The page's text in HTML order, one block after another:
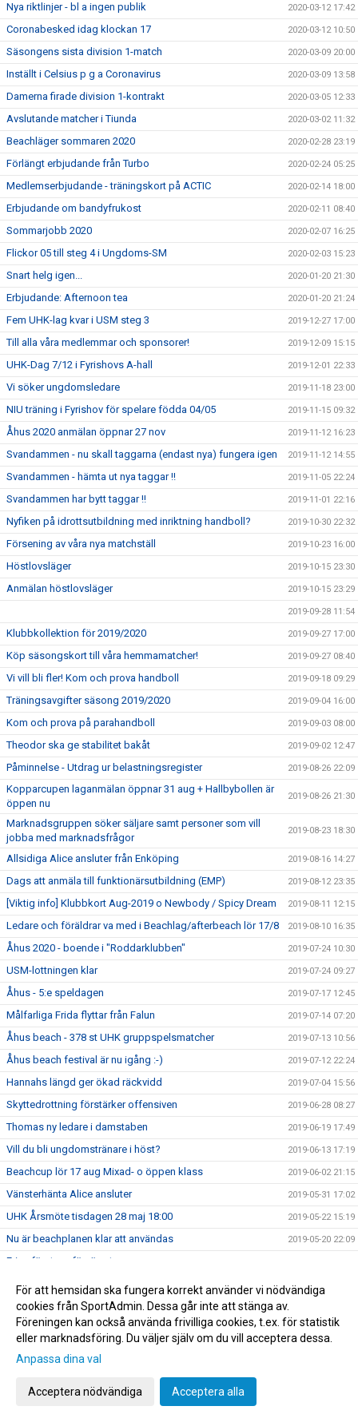
Nya riktlinjer - bl a ingen publik 2020-03-12 17:42
Coronabesked idag klockan 17 2020-03-12 10:50
Säsongens sista division 1-match 2020-03-09 20:00
Inställt i Celsius p g a Coronavirus 2020-03-09 13:58
Damerna firade division 1-kontrakt 2020-03-05 12:33
Avslutande matcher i Tiunda 2020-03-02 11:32
Beachläger sommaren 2020 2020-02-28 23:19
Förlängt erbjudande från Turbo 2020-02-24 05:25
Medlemserbjudande - träningskort på ACTIC 2020-02-14 18:00
Erbjudande om bandyfrukost 2020-02-11 08:40
Sommarjobb 2020 2020-02-07 16:25
Flickor 05 till steg 4 i Ungdoms-SM 2020-02-03 15:23
Snart helg igen... 2020-01-20 21:30
Erbjudande: Afternoon tea 2020-01-20 21:24
Fem UHK-lag kvar i USM steg 3 2019-12-27 17:00
Till alla våra medlemmar och sponsorer! 2019-12-09 15:15
UHK-Dag 7/12 i Fyrishovs A-hall 2019-12-01 22:33
Vi söker ungdomsledare 2019-11-18 23:00
NIU träning i Fyrishov för spelare födda 04/05 2019-11-15 09:32
Åhus 2020 anmälan öppnar 27 nov 2019-11-12 16:23
Svandammen - nu skall taggarna (endast nya) fungera igen 2019-11-12 14:55
Svandammen - hämta ut nya taggar !! 2019-11-05 22:24
Svandammen har bytt taggar !! 2019-11-01 22:16
Nyfiken på idrottsutbildning med inriktning handboll? 2019-10-30 22:32
Försening av våra nya matchställ 2019-10-23 16:00
Höstlovsläger 2019-10-15 23:30
Anmälan höstlovsläger 2019-10-15 23:29
2019-09-28 11:54
Klubbkollektion för 2019/2020 2019-09-27 17:00
Köp säsongskort till våra hemmamatcher! 2019-09-27 08:40
Vi vill bli fler! Kom och prova handboll 2019-09-18 09:29
Träningsavgifter säsong 2019/2020 2019-09-04 16:00
Kom och prova på parahandboll 2019-09-03 08:00
Theodor ska ge stabilitet bakåt 2019-09-02 12:47
Påminnelse - Utdrag ur belastningsregister 2019-08-26 22:09
Kopparcupen laganmälan öppnar 31 aug + Hallbybollen är
öppen nu
2019-08-26 21:30
Marknadsgruppen söker säljare samt personer som vill
jobba med marknadsfrågor
2019-08-23 18:30
Allsidiga Alice ansluter från Enköping 2019-08-16 14:27
Dags att anmäla till funktionärsutbildning (EMP) 2019-08-12 23:35
[Viktig info] Klubbkort Aug-2019 o Newbody / Spicy Dream 2019-08-11 12:15
Ledare och föräldrar va med i Beachlag/afterbeach lör 17/8 2019-08-10 16:35
Åhus 2020 - boende i "Roddarklubben" 2019-07-24 10:30
USM-lottningen klar 2019-07-24 09:27
Åhus - 5:e speldagen 2019-07-17 12:45
Målfarliga Frida flyttar från Falun 2019-07-14 07:20
Åhus beach - 378 st UHK gruppspelsmatcher 2019-07-13 10:56
Åhus beach festival är nu igång :-) 2019-07-12 22:24
Hannahs längd ger ökad räckvidd 2019-07-04 15:56
Skyttedrottning förstärker offensiven 2019-06-28 08:27
Thomas ny ledare i damstaben 2019-06-19 17:49
Vill du bli ungdomstränare i höst? 2019-06-13 17:19
Beachcup lör 17 aug Mixad- o öppen klass 2019-06-02 21:15
Vänsterhänta Alice ansluter 2019-05-31 17:02
UHK Årsmöte tisdagen 28 maj 18:00 2019-05-22 15:19
Nu är beachplanen klar att användas 2019-05-20 22:09
Erica första nyförvärvet
UHK Beach träningstider på Graneberg och Campus 2019-05-16 23:01
Grattis Marcus, U17
Damer U upp i division 2 2019-05-01 09:02
Division 1-kval på söndag
För att hemsidan ska fungera korrekt använder vi nödvändiga
cookies från SportAdmin. Dessa går inte att stänga av.
Föreningen kan också använda frivilliga cookies, t.ex. för statistik
eller marknadsföring. Du väljer själv om du vill acceptera dessa.
Anpassa dina val
Acceptera nödvändiga Acceptera alla